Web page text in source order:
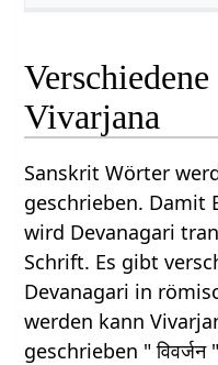
Vivarjana
Sanskrit Wörter
geschrieben. Damit
wird Devanagari
Schrift. Es gibt
Devanagari in
werden kann
geschrieben "